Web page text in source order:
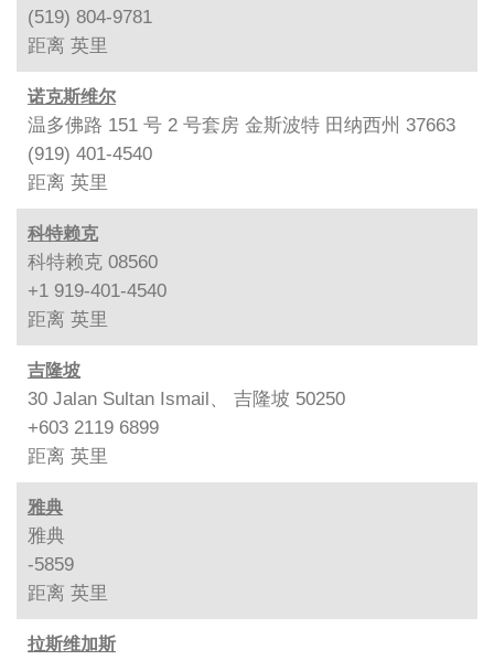
(519) 804-9781
距离 英里
诺克斯维尔
温多佛路 151 号 2 号套房 金斯波特 田纳西州 37663
(919) 401-4540
距离 英里
科特赖克
科特赖克 08560
+1 919-401-4540
距离 英里
吉隆坡
30 Jalan Sultan Ismail、 吉隆坡 50250
+603 2119 6899
距离 英里
雅典
雅典
-5859
距离 英里
拉斯维加斯